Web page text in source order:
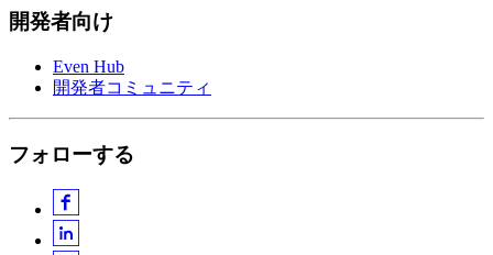
開発者向け
Even Hub
開発者コミュニティ
フォローする